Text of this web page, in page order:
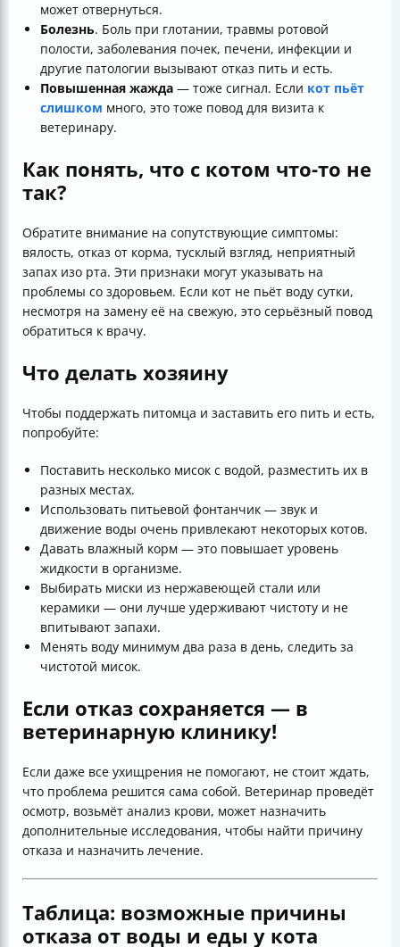
может отвернуться.
Болезнь. Боль при глотании, травмы ротовой
полости, заболевания почек, печени, инфекции и
другие патологии вызывают отказ пить и есть.
Повышенная жажда — тоже сигнал. Если кот пьёт
слишком много, это тоже повод для визита к
ветеринару.
Как понять, что с котом что-то не
так?
Обратите внимание на сопутствующие симптомы:
вялость, отказ от корма, тусклый взгляд, неприятный
запах изо рта. Эти признаки могут указывать на
проблемы со здоровьем. Если кот не пьёт воду сутки,
несмотря на замену её на свежую, это серьёзный повод
обратиться к врачу.
Что делать хозяину
Чтобы поддержать питомца и заставить его пить и есть,
попробуйте:
Поставить несколько мисок с водой, разместить их в
разных местах.
Использовать питьевой фонтанчик — звук и
движение воды очень привлекают некоторых котов.
Давать влажный корм — это повышает уровень
жидкости в организме.
Выбирать миски из нержавеющей стали или
керамики — они лучше удерживают чистоту и не
впитывают запахи.
Менять воду минимум два раза в день, следить за
чистотой мисок.
Если отказ сохраняется — в
ветеринарную клинику!
Если даже все ухищрения не помогают, не стоит ждать,
что проблема решится сама собой. Ветеринар проведёт
осмотр, возьмёт анализ крови, может назначить
дополнительные исследования, чтобы найти причину
отказа и назначить лечение.
Таблица: возможные причины
отказа от воды и еды у кота